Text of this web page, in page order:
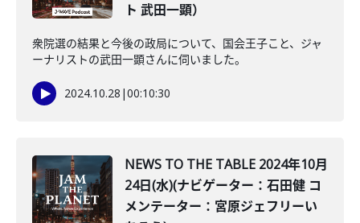
ト 武田一顕）
衆院選の結果と今後の政局について、国会王子こと、ジャ
ーナリストの武田一顕さんに伺いました。
2024.10.28 |00:10:30
NEWS TO THE TABLE 2024年10月
24日(水)(ナビゲーター：石田健 コ
メンテーター：宮原ジェフリーい